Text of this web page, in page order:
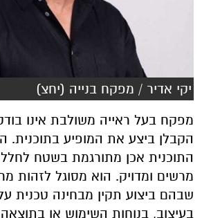
יקי אדיר / מפקח בנייה (יחצ)
מפקח בעל ראייה משולבת אינו
הקבלן ביצע את המופיע בתוכנית.
התוכנית אכן מתורגמת בשטח לחלל
מרשים ומדויק. הוא מסוגל לזהות
שבהם ביצוע תקין מבחינה טכנית
בעיצוב, בנוחות השימוש או